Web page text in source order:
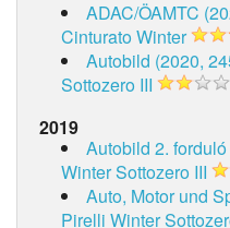
ADAC/ÖAMTC
Cinturato Winter
Autobild (2020,
Sottozero III
2019
Autobild 2.
Winter Sottozero III
Auto, Motor und
Pirelli Winter